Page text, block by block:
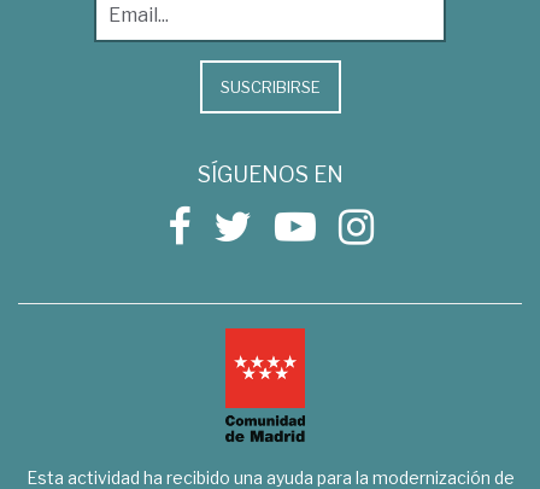
SUSCRIBIRSE
SÍGUENOS EN
Esta actividad ha recibido una ayuda para la modernización de